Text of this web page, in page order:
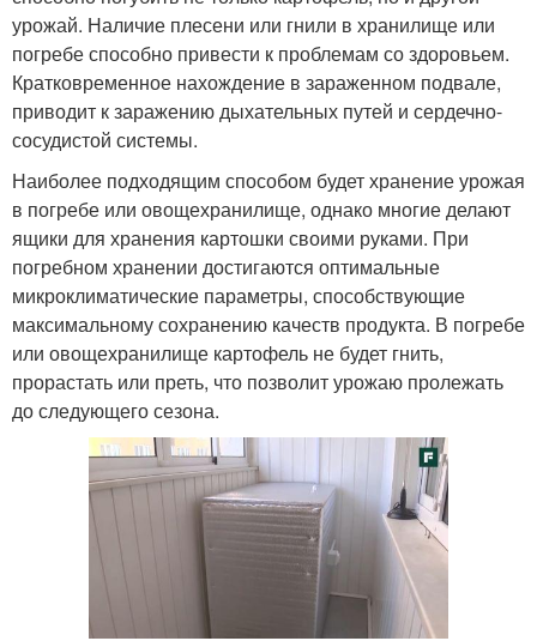
урожай. Наличие плесени или гнили в хранилище или
погребе способно привести к проблемам со здоровьем.
Кратковременное нахождение в зараженном подвале,
приводит к заражению дыхательных путей и сердечно-
сосудистой системы.
Наиболее подходящим способом будет хранение урожая
в погребе или овощехранилище, однако многие делают
ящики для хранения картошки своими руками. При
погребном хранении достигаются оптимальные
микроклиматические параметры, способствующие
максимальному сохранению качеств продукта. В погребе
или овощехранилище картофель не будет гнить,
прорастать или преть, что позволит урожаю пролежать
до следующего сезона.